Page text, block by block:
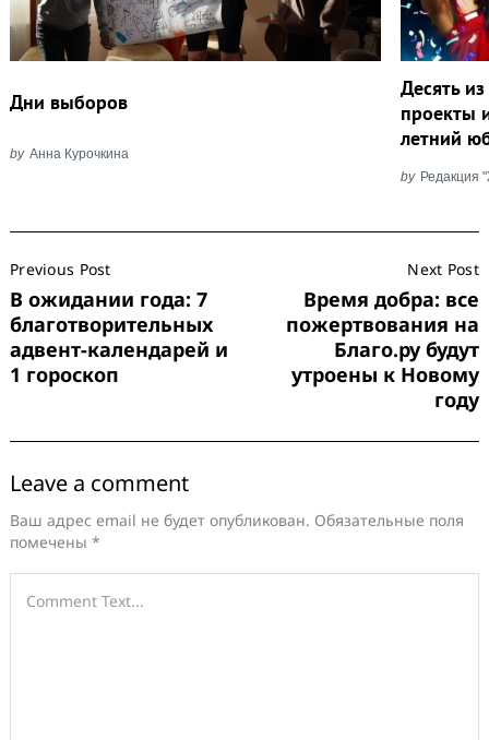
Дни выборов
by Анна Курочкина
Десять
проекты
летний
by Редакция
Navigation
Previous Post
В ожидании года: 7
благотворительных
адвент-календарей и
1 гороскоп
Next Post
Время добра: все
пожертвования на
Благо.ру будут
утроены к Новому
году
Leave a comment
Ваш адрес email не будет опубликован. Обязательные поля
помечены *